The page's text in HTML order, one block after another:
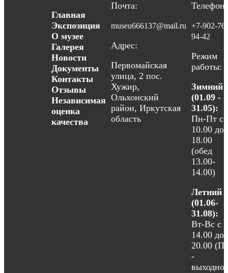
Главная
Экспозиция
О музее
Галерея
Новости
Документы
Контакты
Отзывы
Независимая
оценка
качества
Почта:
museu666137@mail.ru
Адрес:
Первомайская
улица, 2 пос.
Хужир,
Ольхонский
район, Иркутская
область
Телефон:
+7-902-
94-42
Режим
работы:
Зимний
(01.09 -
31.05):
Пн-Пт с
10.00 до
18.00
(обед
13.00-
14.00)
Летний
(01.06-
31.08):
Вт-Вс с
14.00 до
20.00
-